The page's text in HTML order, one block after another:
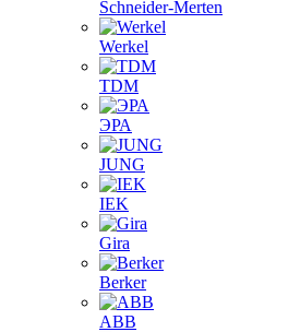
Schneider-Merten
Werkel
TDM
ЭРА
JUNG
IEK
Gira
Berker
ABB